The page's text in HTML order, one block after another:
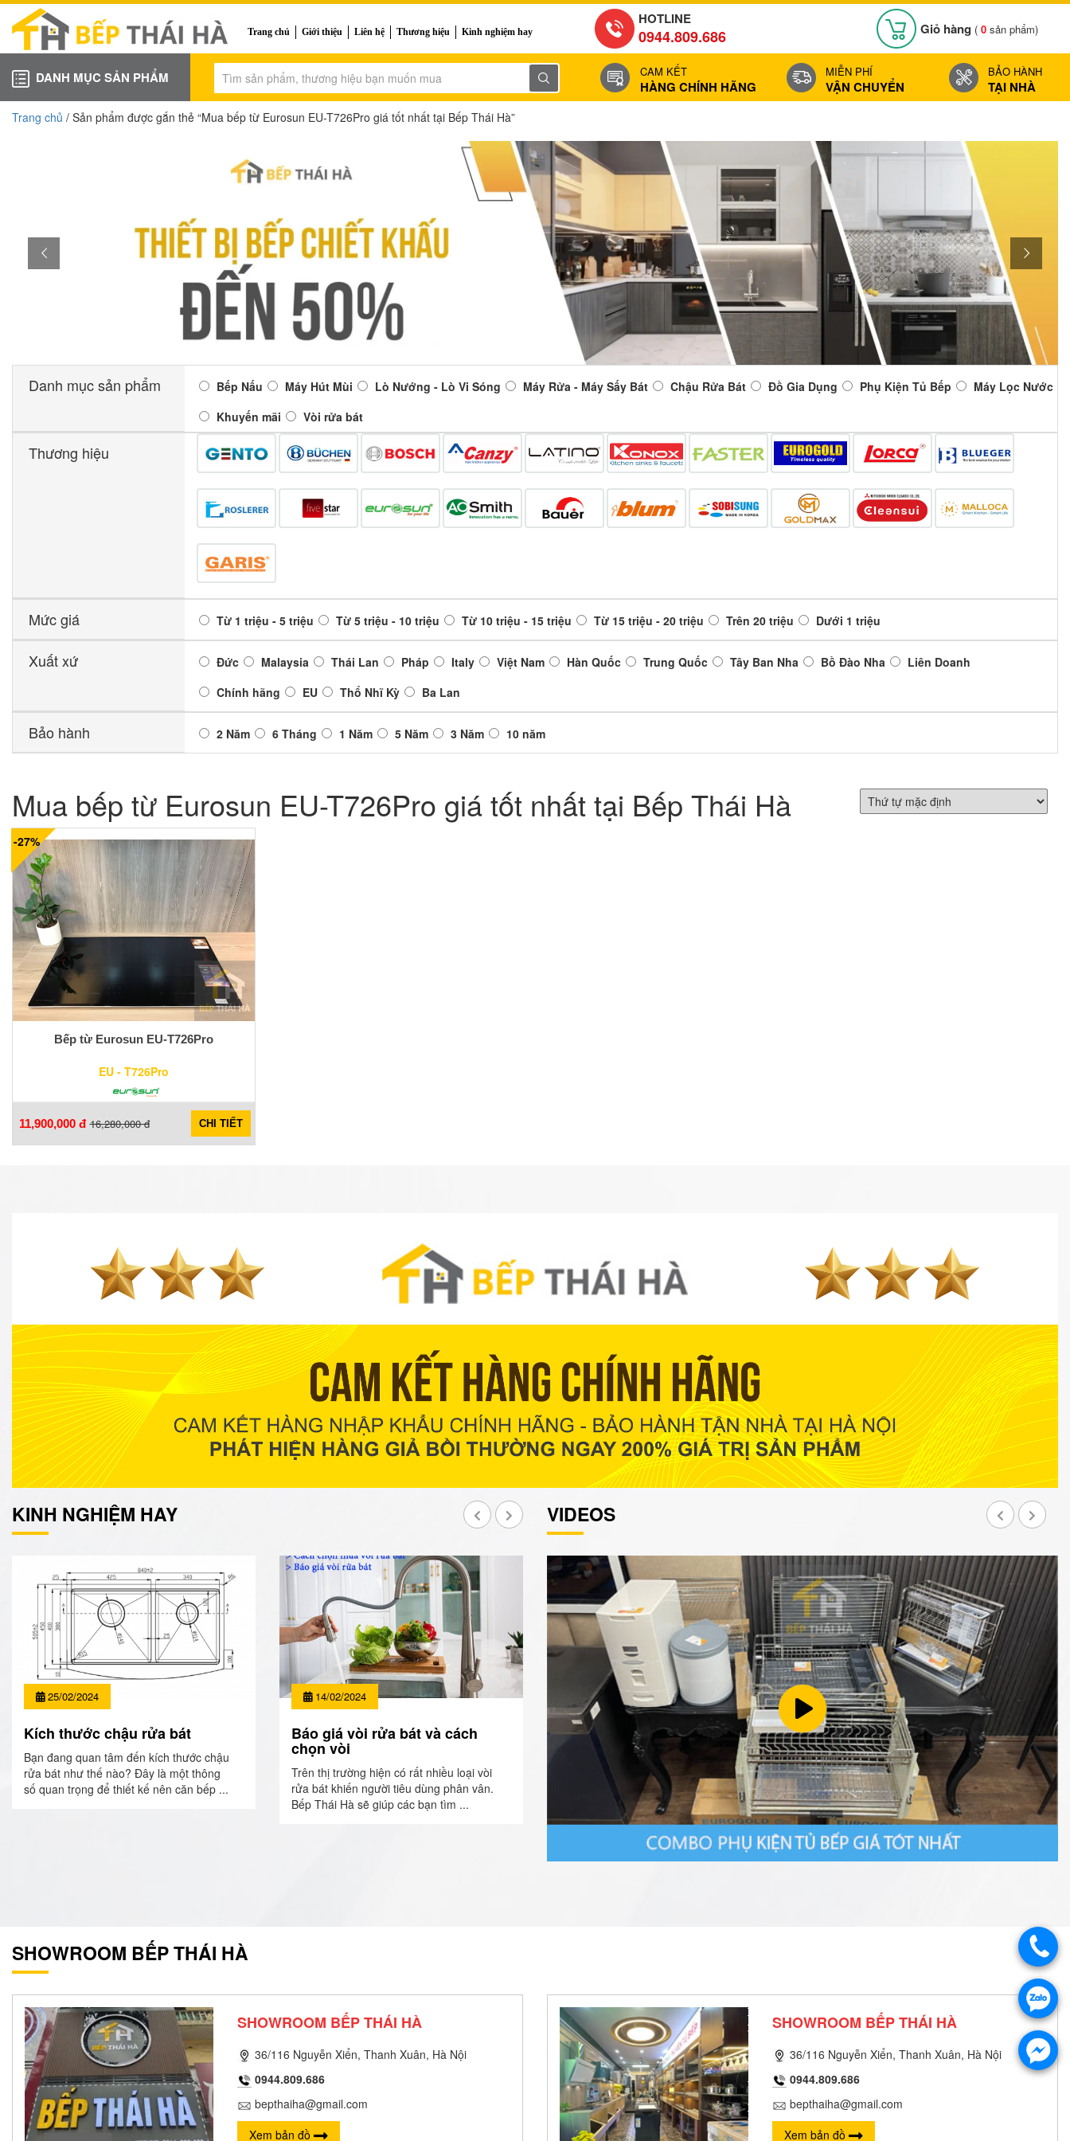
Trang chủ Giới thiệu Liên hệ Thương hiệu Kinh nghiệm hay
HOTLINE
0944.809.686 Giỏ hàng ( 0 sản phẩm)
DANH MỤC SẢN PHẨM CAM KẾT
HÀNG CHÍNH HÃNG
MIỄN PHÍ
VẬN CHUYỂN
BẢO HÀNH
TẠI NHÀ
Trang chủ / Sản phẩm được gắn thẻ “Mua bếp từ Eurosun EU-T726Pro giá tốt nhất tại Bếp Thái Hà”
Danh mục sản phẩm Bếp Nấu Máy Hút Mùi Lò Nướng - Lò Vi Sóng Máy Rửa - Máy Sấy Bát Chậu Rửa Bát Đồ Gia Dụng Phụ Kiện Tủ Bếp
Máy Lọc Nước
Khuyến mãi
Vòi rửa bát
Thương hiệu
Mức giá Từ 1 triệu - 5 triệu Từ 5 triệu - 10 triệu Từ 10 triệu - 15 triệu Từ 15 triệu - 20 triệu Trên 20 triệu Dưới 1 triệu
Xuất xứ Đức Malaysia Thái Lan Pháp Italy Việt Nam Hàn Quốc Trung Quốc Tây Ban Nha Bồ Đào Nha
Liên Doanh
Chính hãng
EU Thổ Nhĩ Kỳ Ba Lan
Bảo hành 2 Năm 6 Tháng 1 Năm 5 Năm 3 Năm 10 năm
Mua bếp từ Eurosun EU-T726Pro giá tốt nhất tại Bếp Thái Hà
-27%
Bếp từ Eurosun EU-T726Pro
EU - T726Pro
11,900,000 đ 16,280,000 đ CHI TIẾT
KINH NGHIỆM HAY
25/02/2024
Kích thước chậu rửa bát
Bạn đang quan tâm đến kích thước chậu
rửa bát như thế nào? Đây là một thông
số quan trọng để thiết kế nên căn bếp ...
14/02/2024
Báo giá vòi rửa bát và cách
chọn vòi
Trên thị trường hiện có rất nhiều loại vòi
rửa bát khiến người tiêu dùng phân vân.
Bếp Thái Hà sẽ giúp các bạn tìm ...
VIDEOS
SHOWROOM BẾP THÁI HÀ
SHOWROOM BẾP THÁI HÀ
36/116 Nguyễn Xiển, Thanh Xuân, Hà Nội
0944.809.686
bepthaiha@gmail.com
Xem bản đồ
SHOWROOM BẾP THÁI HÀ
36/116 Nguyễn Xiển, Thanh Xuân, Hà Nội
0944.809.686
bepthaiha@gmail.com
Xem bản đồ